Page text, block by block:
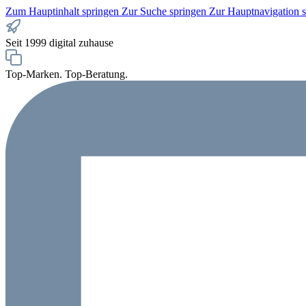
Zum Hauptinhalt springen Zur Suche springen Zur Hauptnavigation
Seit 1999 digital zuhause
Top-Marken. Top-Beratung.